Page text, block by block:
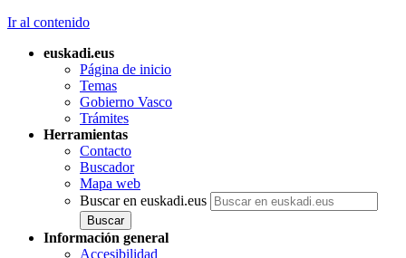
Ir al contenido
euskadi.eus
Página de inicio
Temas
Gobierno Vasco
Trámites
Herramientas
Contacto
Buscador
Mapa web
Buscar en euskadi.eus
Información general
Accesibilidad